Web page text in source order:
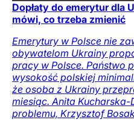
Dopłaty do emerytur dla
mówi, co trzeba zmienić
Emerytury w Polsce nie
obywatelom Ukrainy
pracy w Polsce. Państwo
wysokość polskiej
że osoba z Ukrainy
miesiąc. Anita
problemu, Krzysztof